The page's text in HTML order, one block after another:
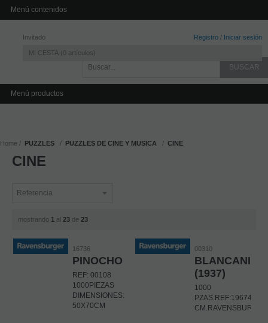
Invitado Registro / Iniciar sesión
MI CESTA 0 artículos
Menú contenidos
Menú productos
Home PUZZLES PUZZLES DE CINE Y MUSICA CINE
CINE
mostrando 1 al 23 de 23
16736
PINOCHO
REF: 00108
1000PIEZAS
DIMENSIONES:
50X70CM
00310
(1937)
1000
CM.RAVENSBURGER